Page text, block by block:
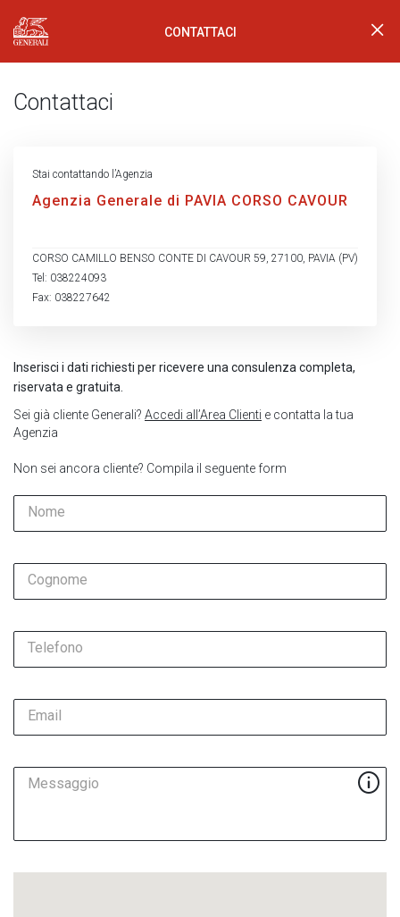
Generali Logo CONTATTACI
Contattaci
Inserisci i dati richiesti per ricevere una consulenza completa,
riservata e gratuita.
Sei già cliente Generali? Accedi all’Area Clienti e contatta la tua
Agenzia
Non sei ancora cliente? Compila il seguente form
Nome
Cognome
Telefono
Email
Messaggio
Stai contattando l’Agenzia
Agenzia Generale di PAVIA CORSO CAVOUR
CORSO CAMILLO BENSO CONTE DI CAVOUR 59, 27100, PAVIA (PV)
Tel: 038224093
Fax: 038227642